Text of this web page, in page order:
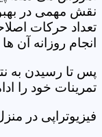
نقش مهمی در
تعداد حرکات
انجام روزانه آن
پس تا رسیدن به
تمرینات خود را
فیزیوتراپی در